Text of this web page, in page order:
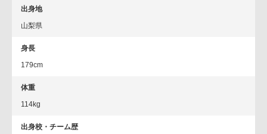
出身地
山梨県
身長
179cm
体重
114kg
出身校・チーム歴